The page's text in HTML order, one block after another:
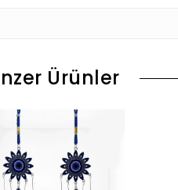
Ürünler